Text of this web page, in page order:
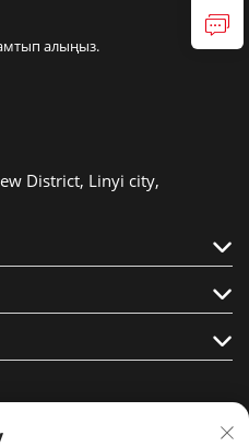
алыңыз.
District, Linyi city,